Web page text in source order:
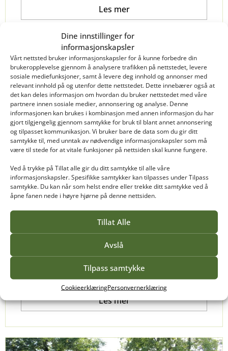
Dine innstillinger for
informasjonskapsler
Vårt nettsted bruker informasjonskapsler for å kunne forbedre din
brukeropplevelse gjennom å analysere trafikken på nettstedet, levere
sosiale mediefunksjoner, samt å levere deg innhold og annonser med
relevant innhold på og utenfor dette nettstedet. Dette innebærer også at
det kan deles informasjon om hvordan du bruker nettstedet med våre
partnere innen sosiale medier, annonsering og analyse. Denne
informasjonen kan brukes i kombinasjon med annen informasjon du har
gjort tilgjengelig gjennom samtykke for bruk til blant annet annonsering
og tilpasset kommunikasjon. Vi bruker bare de data som du gir ditt
samtykke til, med unntak av nødvendige informasjonskapsler som må
være til stede for at vitale funksjoner på nettsiden skal kunne fungere.
Ved å trykke på Tillat alle gir du ditt samtykke til alle våre
informasjonskapsler. Spesifikke samtykker kan tilpasses under Tilpass
samtykke. Du kan når som helst endre eller trekke ditt samtykke ved å
åpne fanen nede i høyre hjørne på denne nettsiden.
Tillat Alle
Avslå
Tilpass samtykke
CookieerklæringPersonvernerklæring
Les mer
INTERIØR
Dorte Finstad
Det sier Espen som er i ferd med å avslutte to år
med heltidsutdanning innen Interørdesign på
Vea.
Les mer